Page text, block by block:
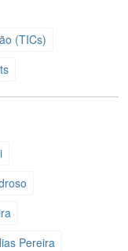
(TICs)
Pereira